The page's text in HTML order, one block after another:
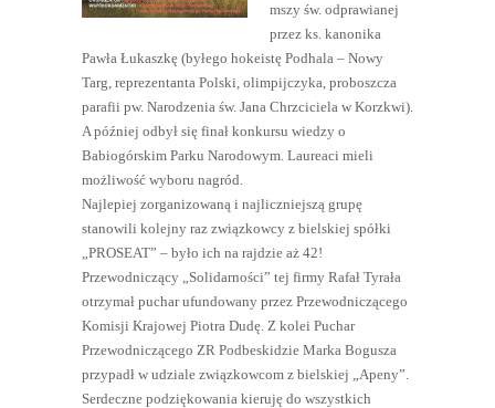
mszy św. odprawianej
przez ks. kanonika
Pawła Łukaszkę (byłego hokeistę Podhala – Nowy
Targ, reprezentanta Polski, olimpijczyka, proboszcza
parafii pw. Narodzenia św. Jana Chrzciciela w Korzkwi).
A później odbył się finał konkursu wiedzy o
Babiogórskim Parku Narodowym. Laureaci mieli
możliwość wyboru nagród.
Najlepiej zorganizowaną i najliczniejszą grupę
stanowili kolejny raz związkowcy z bielskiej spółki
„PROSEAT” – było ich na rajdzie aż 42!
Przewodniczący „Solidarności” tej firmy Rafał Tyrała
otrzymał puchar ufundowany przez Przewodniczącego
Komisji Krajowej Piotra Dudę. Z kolei Puchar
Przewodniczącego ZR Podbeskidzie Marka Bogusza
przypadł w udziale związkowcom z bielskiej „Apeny”.
Serdeczne podziękowania kieruję do wszystkich